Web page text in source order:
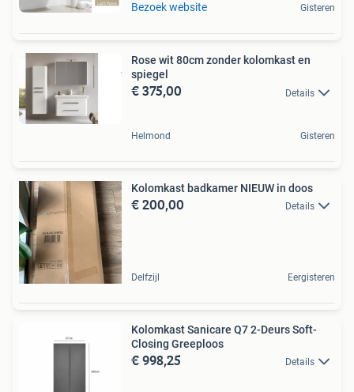
Bezoek website Gisteren
Rose wit 80cm zonder kolomkast en
spiegel
€ 375,00 Details
Helmond Gisteren
Kolomkast badkamer NIEUW in doos
€ 200,00 Details
Delfzijl Eergisteren
Kolomkast Sanicare Q7 2-Deurs Soft-
Closing Greeploos
€ 998,25 Details